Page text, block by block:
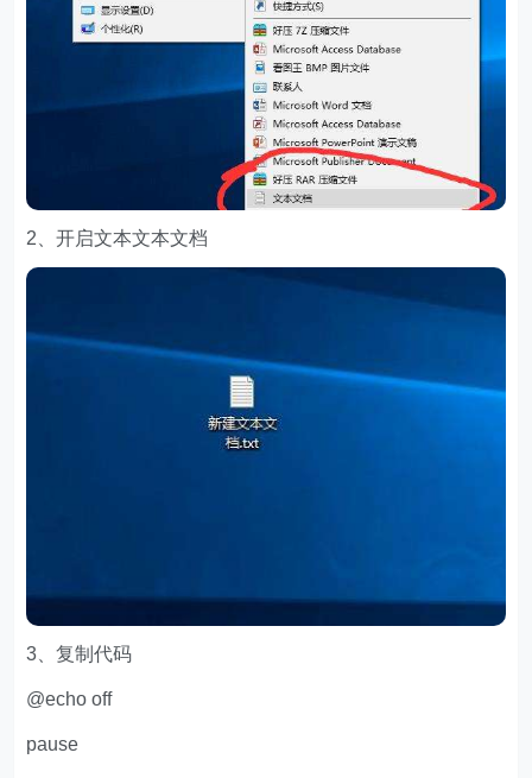
2、开启文本文本文档
3、复制代码
@echo off
pause